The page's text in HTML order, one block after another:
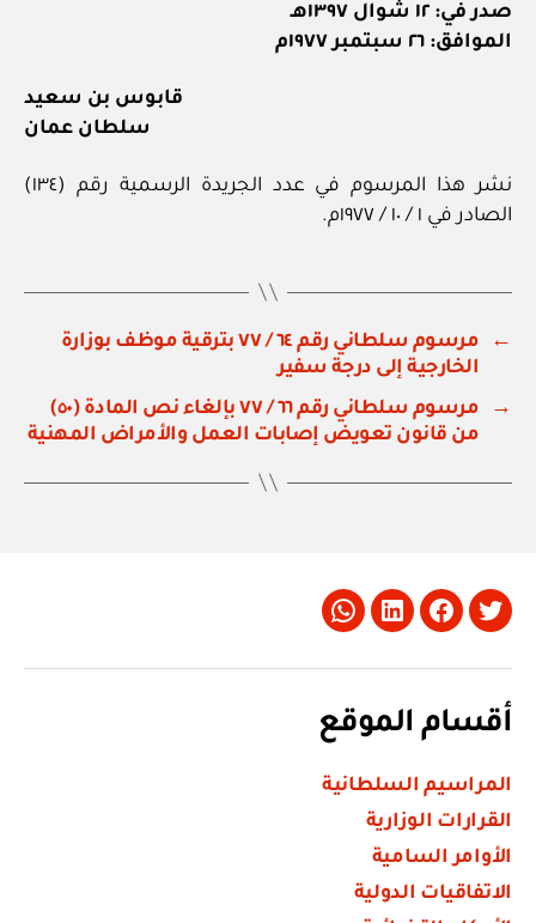
صدر في: ١٢ شوال ١٣٩٧هـ
الموافق: ٢٦ سبتمبر ١٩٧٧م
قابوس بن سعيد
سلطان عمان
نشر هذا المرسوم في عدد الجريدة الرسمية رقم (١٣٤)
الصادر في ١ / ١٠ / ١٩٧٧م.
←
مرسوم سلطاني رقم ٦٤ / ٧٧ بترقية موظف بوزارة
الخارجية إلى درجة سفير
→
مرسوم سلطاني رقم ٦٦ / ٧٧ بإلغاء نص المادة (٥٠)
من قانون تعويض إصابات العمل والأمراض المهنية
Twitter
Facebook
LinkedIn
Whatsapp
أقسام الموقع
المراسيم السلطانية
القرارات الوزارية
الأوامر السامية
الاتفاقيات الدولية